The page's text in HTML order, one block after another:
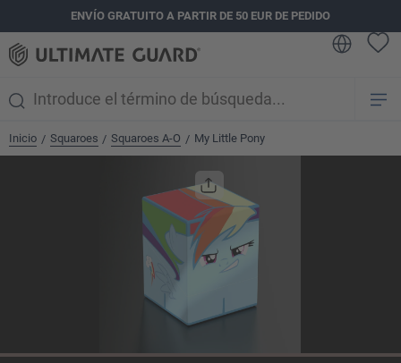
principalENVÍO GRATUITO A PARTIR DE 50 EUR DE PEDIDO
Inicio / Squaroes / Squaroes A-O / My Little Pony